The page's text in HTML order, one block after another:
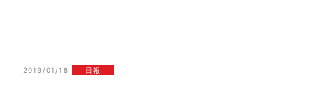
2019/01/18 日報